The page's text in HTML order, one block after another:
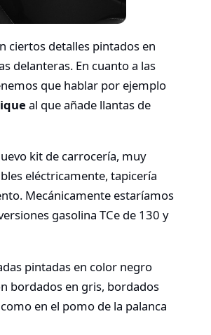
ciertos detalles pintados en
delanteras. En cuanto a las
que hablar por ejemplo
al que añade llantas de
kit de carrocería, muy
eléctricamente, tapicería
Mecánicamente estaríamos
gasolina TCe de 130 y
pintadas en color negro
bordados en gris, bordados
en el pomo de la palanca